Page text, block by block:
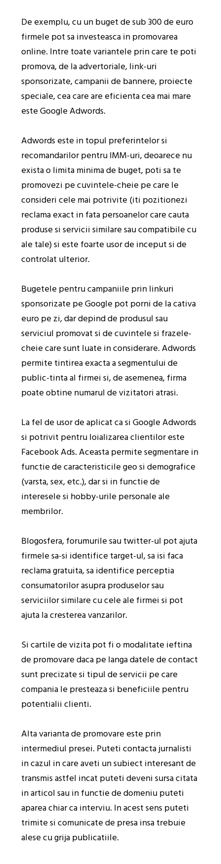
De exemplu, cu un buget de sub 300 de euro
firmele pot sa investeasca in promovarea
online. Intre toate variantele prin care te poti
promova, de la advertoriale, link-uri
sponsorizate, campanii de bannere, proiecte
speciale, cea care are eficienta cea mai mare
este Google Adwords.
Adwords este in topul preferintelor si
recomandarilor pentru IMM-uri, deoarece nu
exista o limita minima de buget, poti sa te
promovezi pe cuvintele-cheie pe care le
consideri cele mai potrivite (iti pozitionezi
reclama exact in fata persoanelor care cauta
produse si servicii similare sau compatibile cu
ale tale) si este foarte usor de inceput si de
controlat ulterior.
Bugetele pentru campaniile prin linkuri
sponsorizate pe Google pot porni de la cativa
euro pe zi, dar depind de produsul sau
serviciul promovat si de cuvintele si frazele-
cheie care sunt luate in considerare. Adwords
permite tintirea exacta a segmentului de
public-tinta al firmei si, de asemenea, firma
poate obtine numarul de vizitatori atrasi.
La fel de usor de aplicat ca si Google Adwords
si potrivit pentru loializarea clientilor este
Facebook Ads. Aceasta permite segmentare in
functie de caracteristicile geo si demografice
(varsta, sex, etc.), dar si in functie de
interesele si hobby-urile personale ale
membrilor.
Blogosfera, forumurile sau twitter-ul pot ajuta
firmele sa-si identifice target-ul, sa isi faca
reclama gratuita, sa identifice perceptia
consumatorilor asupra produselor sau
serviciilor similare cu cele ale firmei si pot
ajuta la cresterea vanzarilor.
Si cartile de vizita pot fi o modalitate ieftina
de promovare daca pe langa datele de contact
sunt precizate si tipul de servicii pe care
compania le presteaza si beneficiile pentru
potentialii clienti.
Alta varianta de promovare este prin
intermediul presei. Puteti contacta jurnalisti
in cazul in care aveti un subiect interesant de
transmis astfel incat puteti deveni sursa citata
in articol sau in functie de domeniu puteti
aparea chiar ca interviu. In acest sens puteti
trimite si comunicate de presa insa trebuie
alese cu grija publicatiile.